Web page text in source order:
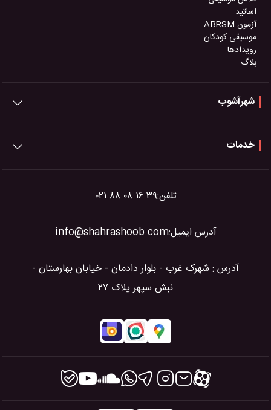
تلفن:۰۲۱ ۸۸ ۰۸ ۱۶ ۳۹
آدرس ایمیل:info@shahrashoob.com
آدرس : شهرک غرب - بلوار دادمان - خیابان بهارستان -
نبش سپهر پلاک ۲۷
اساتید
آزمون ABRSM
موسیقی کودکان
رویدادها
بلاگ
شهرآشوب
خدمات